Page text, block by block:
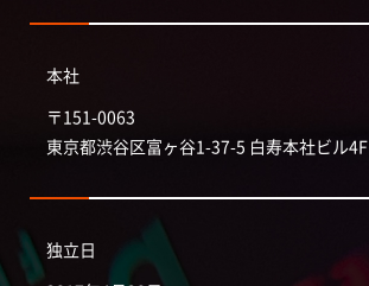
本社
〒151-0063
東京都渋谷区富ヶ谷1-37-5 白寿本社ビル4F
独立日